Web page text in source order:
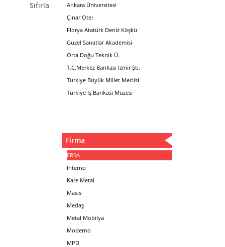
Sıfırla
Ankara Üniversitesi
Çınar Otel
Florya Atatürk Deniz Köşkü
Güzel Sanatlar Akademisi
Orta Doğu Teknik Ü.
T.C.Merkez Bankası İzmir Şb.
Türkiye Büyük Millet Meclisi
Türkiye İş Bankası Müzesi
Firma
ERSA
Interno
Kare Metal
Masis
Medaş
Metal Mobilya
Moderno
MPD